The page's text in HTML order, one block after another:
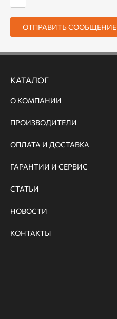
ОТПРАВИТЬ СООБЩЕНИЕ
КАТАЛОГ
О КОМПАНИИ
ПРОИЗВОДИТЕЛИ
ОПЛАТА И ДОСТАВКА
ГАРАНТИИ И СЕРВИС
СТАТЬИ
НОВОСТИ
КОНТАКТЫ